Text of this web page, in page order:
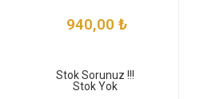
940,00 ₺
Stok Sorunuz !!!
Stok Yok